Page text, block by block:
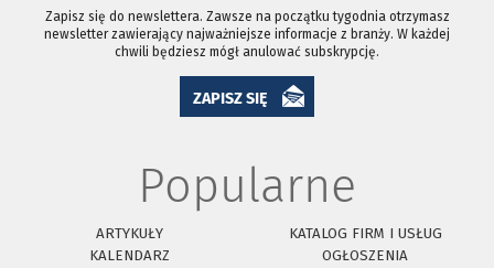
Zapisz się do newslettera. Zawsze na początku tygodnia otrzymasz
newsletter zawierający najważniejsze informacje z branży. W każdej
chwili będziesz mógł anulować subskrypcję.
ZAPISZ SIĘ
Popularne
ARTYKUŁY
KATALOG FIRM I USŁUG
KALENDARZ
OGŁOSZENIA